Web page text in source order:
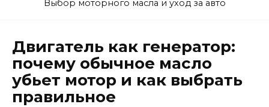
Выбор моторного масла и уход за авто
Двигатель как генератор:
почему обычное масло
убьет мотор и как выбрать
правильное